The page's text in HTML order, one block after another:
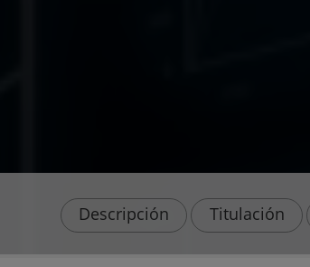
Descripción Titulación